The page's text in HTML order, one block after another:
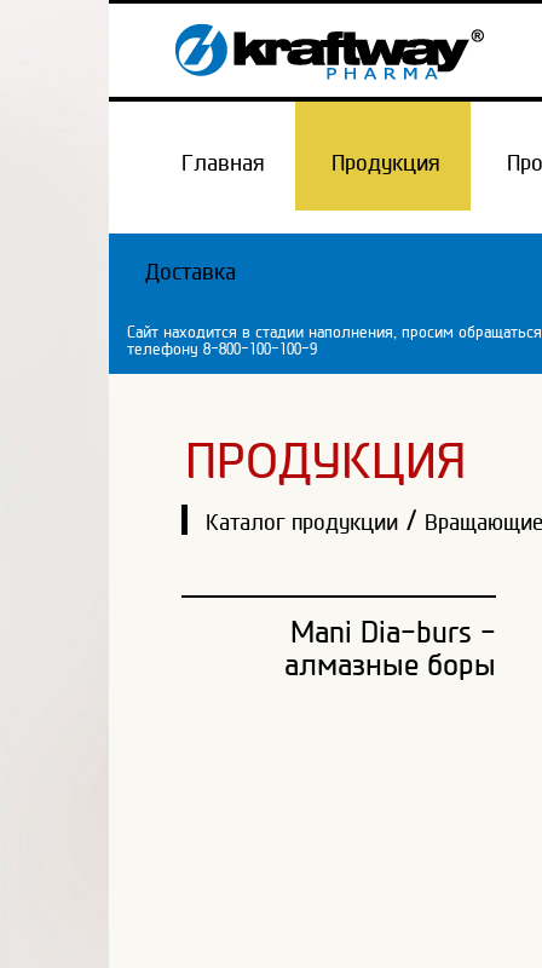
Главная Продукция
Доставка
Сайт находится в стадии наполнения, просим
телефону 8-800-100-100-9
ПРОДУКЦИЯ
Каталог продукции /
Mani Dia-burs -
алмазные боры